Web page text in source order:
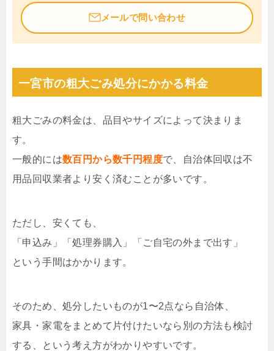
メールで問い合わせ
一宮市の粗大ごみ処分にかかる料金
粗大ごみの料金は、品目やサイズによって決まりま
す。
一般的には数百円から数千円程度で、自治体回収は不
用品回収業者より安く済むことが多いです。
ただし、安くても、
「申込み」「処理券購入」「ご自宅の外まで出す」
という手間はかかります。
そのため、処分したいものが1〜2点なら自治体、
家具・家電をまとめて片付けたいなら別の方法も検討
する、という考え方がわかりやすいです。